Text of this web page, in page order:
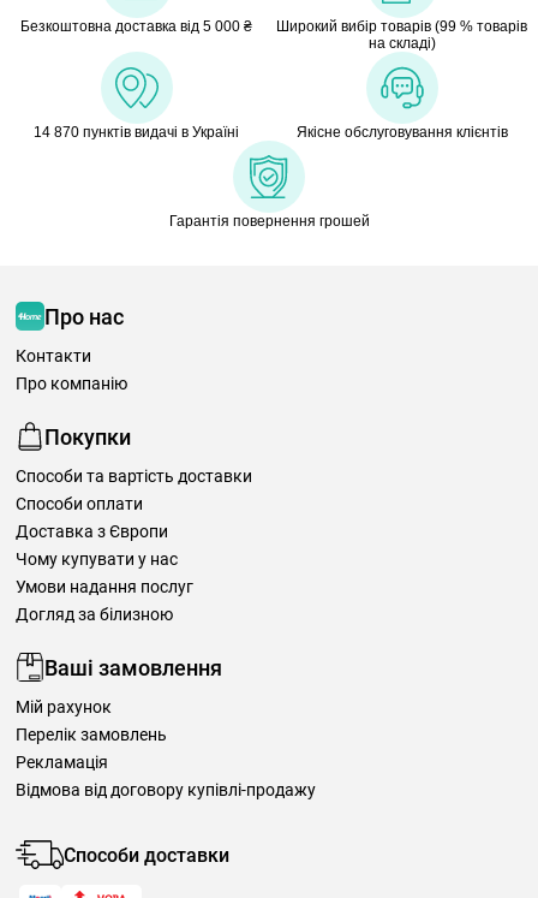
Безкоштовна доставка від 5 000 ₴
Широкий вибір товарів (99 % товарів
на складі)
14 870 пунктів видачі в Україні Якісне обслуговування клієнтів
Гарантія повернення грошей
Про нас
Контакти
Про компанію
Покупки
Способи та вартість доставки
Способи оплати
Доставка з Європи
Чому купувати у нас
Умови надання послуг
Догляд за білизною
Ваші замовлення
Мій рахунок
Перелік замовлень
Рекламація
Відмова від договору купівлі-продажу
Способи доставки